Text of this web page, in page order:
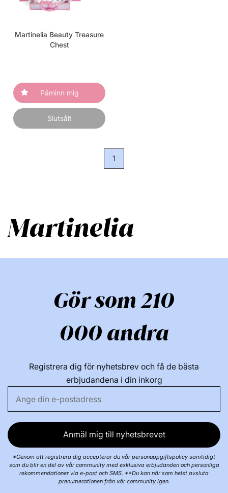
Martinelia Beauty Treasure
Chest
Påminn mig
Slutsålt
1
Martinelia
Gör som 210
000 andra
Registrera dig för nyhetsbrev och få de bästa
erbjudandena i din inkorg
Anmäl mig till nyhetsbrevet
*Genom att registrera dig accepterar du vår personuppgiftspolicy samtidigt
som du blir en del av vår community med exklusiva erbjudanden och personliga
rekommendationer via e-post och SMS. **Du kan när som helst avsluta
prenumerationen från vår community igen.